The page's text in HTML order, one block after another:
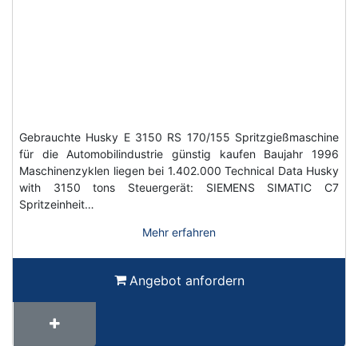
Gebrauchte Husky E 3150 RS 170/155 Spritzgießmaschine
für die Automobilindustrie günstig kaufen Baujahr 1996
Maschinenzyklen liegen bei 1.402.000 Technical Data Husky
with 3150 tons Steuergerät: SIEMENS SIMATIC C7
Spritzeinheit…
Mehr erfahren
Angebot anfordern